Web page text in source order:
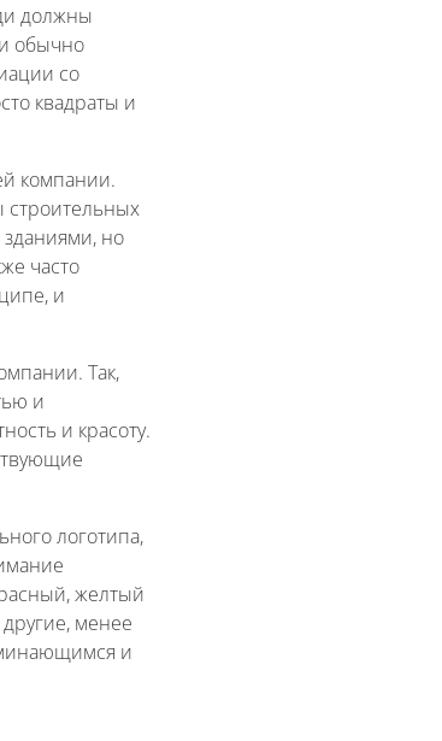
должны
обычно
со
квадраты и
компании.
строительных
зданиями, но
часто
и
Так,
и
и красоту.
логотипа,
желтый
менее
и